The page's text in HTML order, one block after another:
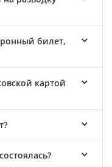
билет,
картой